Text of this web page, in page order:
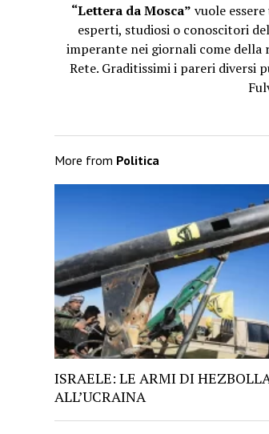
“Lettera da Mosca” vuole
esperti, studiosi o conoscitori
imperante nei giornali come della
Rete. Graditissimi i pareri diversi
More from Politica
ISRAELE: LE ARMI DI
ALL’UCRAINA